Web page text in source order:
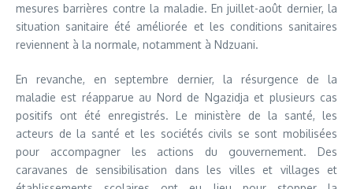
mesures barrières contre la maladie. En juillet-août dernier, la
situation sanitaire été améliorée et les conditions sanitaires
reviennent à la normale, notamment à Ndzuani.
En revanche, en septembre dernier, la résurgence de la
maladie est réapparue au Nord de Ngazidja et plusieurs cas
positifs ont été enregistrés. Le ministère de la santé, les
acteurs de la santé et les sociétés civils se sont mobilisées
pour accompagner les actions du gouvernement. Des
caravanes de sensibilisation dans les villes et villages et